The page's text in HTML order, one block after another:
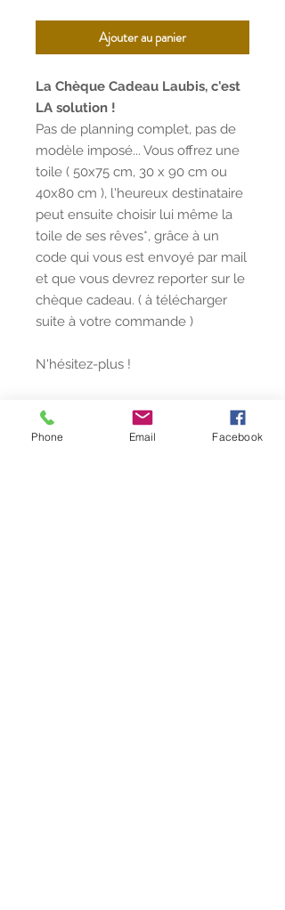
Ajouter au panier
La Chèque Cadeau Laubis, c'est
LA solution !
Pas de planning complet, pas de
modèle imposé... Vous offrez une
toile ( 50x75 cm, 30 x 90 cm ou
40x80 cm ), l'heureux destinataire
peut ensuite choisir lui même la
toile de ses rêves*, grâce à un
code qui vous est envoyé par mail
et que vous devrez reporter sur le
chèque cadeau. ( à télécharger
suite à votre commande )
N'hésitez-plus !
* Le Chèque Cadeau Laubis ets
valable 1 an à compter de sa date
Phone Email Facebook